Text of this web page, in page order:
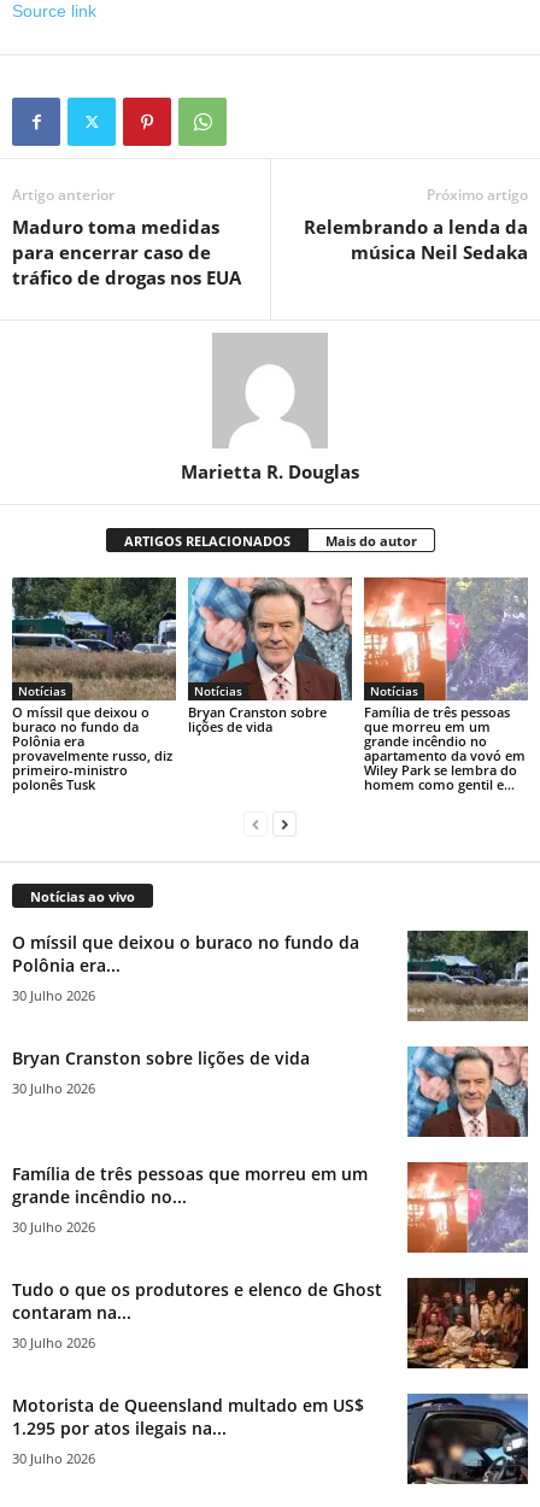
Source link
Artigo anterior
Maduro toma medidas
para encerrar caso de
tráfico de drogas nos EUA
Próximo artigo
Relembrando a lenda da
música Neil Sedaka
Marietta R. Douglas
ARTIGOS RELACIONADOS Mais do autor
Notícias
O míssil que deixou o
buraco no fundo da
Polônia era
provavelmente russo, diz
primeiro-ministro
polonês Tusk
Notícias
Bryan Cranston sobre
lições de vida
Notícias
Família de três pessoas
que morreu em um
grande incêndio no
apartamento da vovó em
Wiley Park se lembra do
homem como gentil e...
Notícias ao vivo
O míssil que deixou o buraco no fundo da
Polônia era...
30 Julho 2026
Bryan Cranston sobre lições de vida
30 Julho 2026
Família de três pessoas que morreu em um
grande incêndio no...
30 Julho 2026
Tudo o que os produtores e elenco de Ghost
contaram na...
30 Julho 2026
Motorista de Queensland multado em US$
1.295 por atos ilegais na...
30 Julho 2026